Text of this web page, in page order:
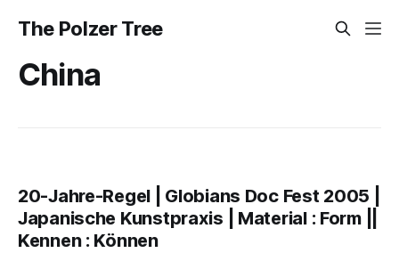
The Polzer Tree
China
20-Jahre-Regel | Globians Doc Fest 2005 |
Japanische Kunstpraxis | Material : Form ||
Kennen : Können